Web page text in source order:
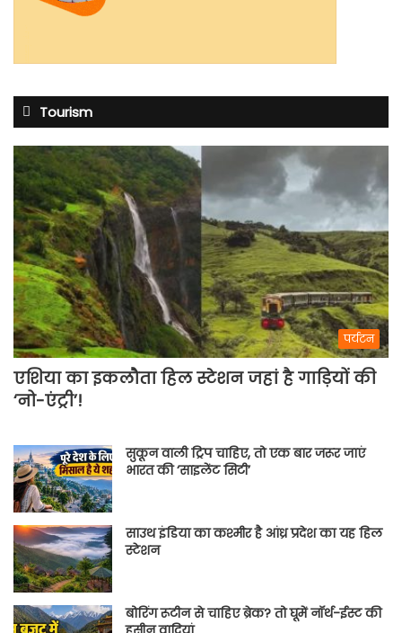
Tourism
पर्यटन
एशिया का इकलौता हिल स्टेशन जहां है गाड़ियों की
‘नो-एंट्री’!
सुकून वाली ट्रिप चाहिए, तो एक बार जरूर जाएं
भारत की ‘साइलेंट सिटी’
साउथ इंडिया का कश्मीर है आंध्र प्रदेश का यह हिल
स्टेशन
बोरिंग रूटीन से चाहिए ब्रेक? तो घूमें नॉर्थ-ईस्ट की